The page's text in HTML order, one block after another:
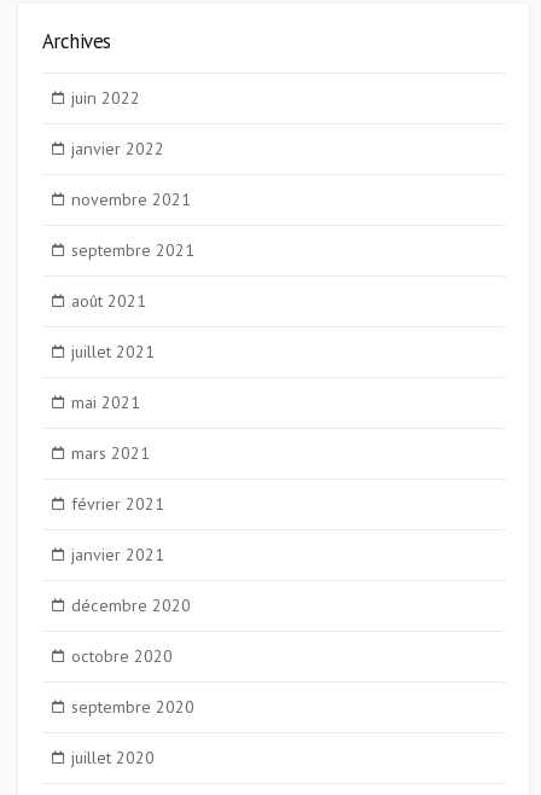
Archives
juin 2022
janvier 2022
novembre 2021
septembre 2021
août 2021
juillet 2021
mai 2021
mars 2021
février 2021
janvier 2021
décembre 2020
octobre 2020
septembre 2020
juillet 2020